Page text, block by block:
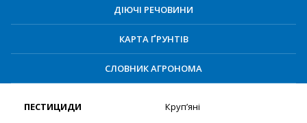
ДІЮЧІ РЕЧОВИНИ
КАРТА ҐРУНТІВ
СЛОВНИК АГРОНОМА
ПЕСТИЦИДИ Круп’яні